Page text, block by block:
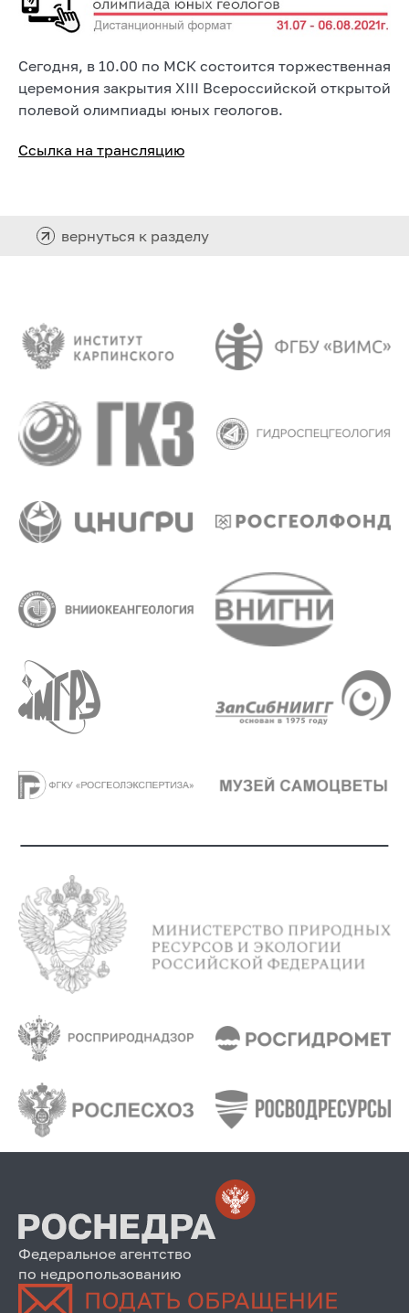
Сегодня, в 10.00 по МСК состоится торжественная
церемония закрытия XIII Всероссийской открытой
полевой олимпиады юных геологов.
Ссылка на трансляцию
вернуться к разделу
Федеральное агентство
по недропользованию